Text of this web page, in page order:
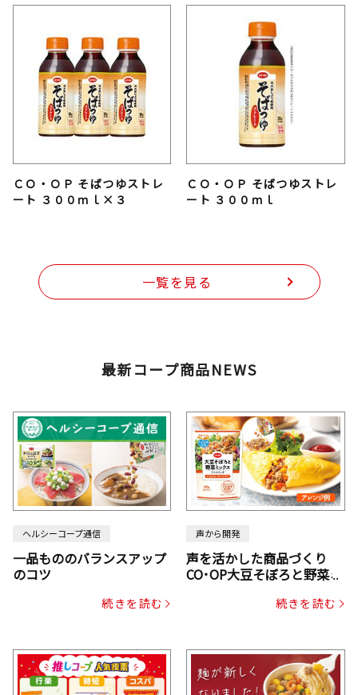
ＣＯ・ＯＰ そばつゆストレ
ート ３００ｍｌ×３
ＣＯ・ＯＰ そばつゆストレ
ート ３００ｍｌ
一覧を見る
最新コープ商品NEWS
ヘルシーコープ通信
一品もののバランスアップ
のコツ
続きを読む
声から開発
声を活かした商品づくり
CO･OP大豆そぼろと野菜ミ
じん・コーン入り）続きを読む